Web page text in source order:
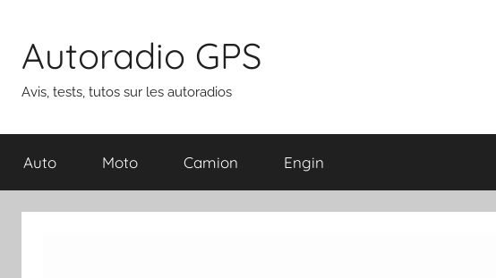
contenu
Autoradio GPS
Avis, tests, tutos sur les autoradios
Auto Moto Camion Engin